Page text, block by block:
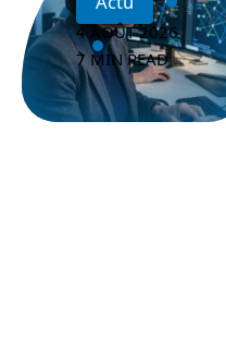
4 AOÛT 2026
7 MIN READ